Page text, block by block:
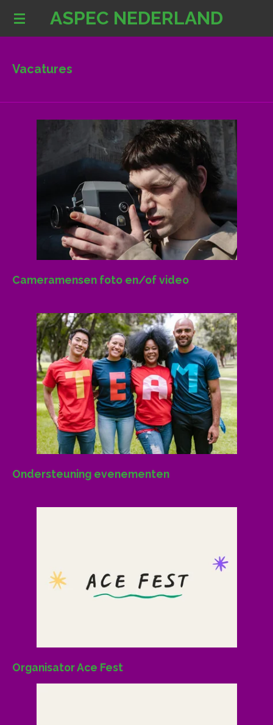
Ga
hoofdinhoud
ASPEC NEDERLAND
Vacatures
Cameramensen foto en/of video
Ondersteuning evenementen
Organisator Ace Fest